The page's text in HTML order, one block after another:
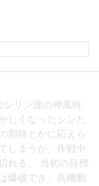
リン達の神風特
しくなったシンた
期待とかに応えら
しまうが、作戦中
れる。 当初の目標
爆破でき、高機動